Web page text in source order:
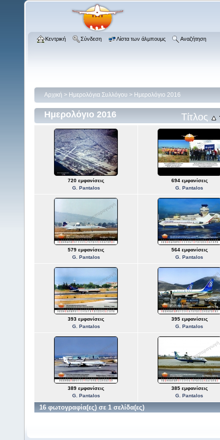
Κεντρική Σύνδεση Λίστα των άλμπουμς Αναζήτηση
Αρχική > Ημερολόγια Συλλόγου > Ημερολόγιο 2016
Ημερολόγιο 2016 Τίτλος
720 εμφανίσεις
G. Pantalos
694 εμφανίσεις
G. Pantalos
579 εμφανίσεις
G. Pantalos
564 εμφανίσεις
G. Pantalos
393 εμφανίσεις
G. Pantalos
395 εμφανίσεις
G. Pantalos
389 εμφανίσεις
G. Pantalos
385 εμφανίσεις
G. Pantalos
16 φωτογραφία(ες) σε 1 σελίδα(ες)